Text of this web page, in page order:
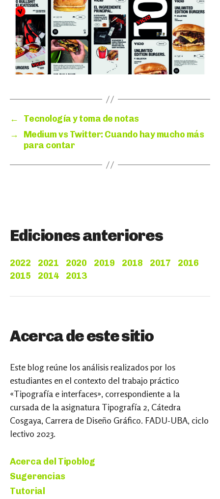
←
Tecnología y toma de notas
→
Medium vs Twitter: Cuando hay mucho más
para contar
Ediciones anteriores
2022 2021 2020 2019 2018 2017
2016
2015
2014 2013
Acerca de este sitio
Este blog reúne los análisis realizados por los
estudiantes en el contexto del trabajo práctico
«Tipografía e interfaces», correspondiente a la
cursada de la asignatura Tipografía 2, Cátedra
Cosgaya, Carrera de Diseño Gráfico. FADU-UBA, ciclo
lectivo 2023.
Acerca del Tipoblog
Sugerencias
Tutorial